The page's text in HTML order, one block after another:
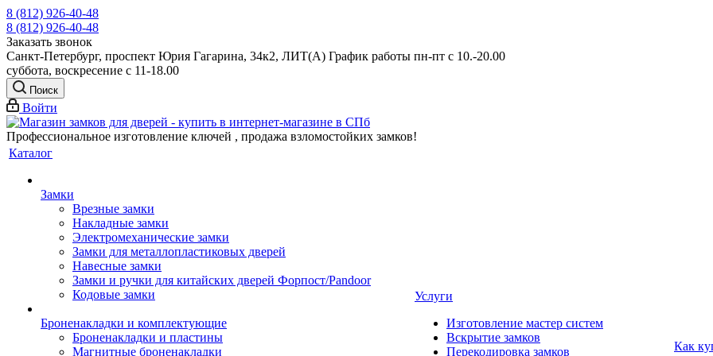
8 (812) 926-40-48
8 (812) 926-40-48
Заказать звонок
Санкт-Петербург, проспект Юрия Гагарина, 34к2, ЛИТ(А) График работы пн-пт с 10.-20.00
суббота, воскресение с 11-18.00
Поиск
Войти
Профессиональное изготовление ключей , продажа взломостойких замков!
Каталог
Замки
Врезные замки
Накладные замки
Электромеханические замки
Замки для металлопластиковых дверей
Навесные замки
Замки и ручки для китайских дверей Форпост/Раndoor
Кодовые замки
Броненакладки и комплектующие
Броненакладки и пластины
Магнитные броненакладки
Услуги
Изготовление мастер систем
Вскрытие замков
Перекодировка замков
Как